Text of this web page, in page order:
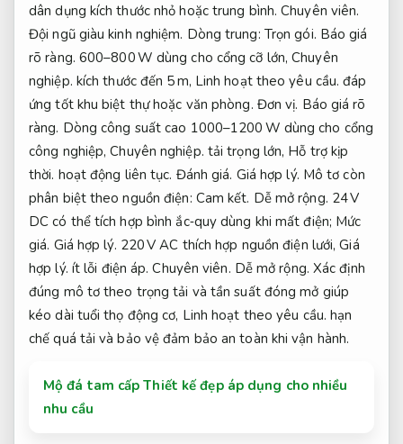
dân dụng kích thước nhỏ hoặc trung bình.Chuyên viên.
Đội ngũ giàu kinh nghiệm. Dòng trung: Trọn gói. Báo giá
rõ ràng. 600–800 W dùng cho cổng cỡ lớn,Chuyên
nghiệp. kích thước đến 5 m, Linh hoạt theo yêu cầu. đáp
ứng tốt khu biệt thự hoặc văn phòng. Đơn vị. Báo giá rõ
ràng. Dòng công suất cao 1000–1200 W dùng cho cổng
công nghiệp,Chuyên nghiệp. tải trọng lớn, Hỗ trợ kịp
thời. hoạt động liên tục. Đánh giá. Giá hợp lý. Mô tơ còn
phân biệt theo nguồn điện: Cam kết. Dễ mở rộng. 24 V
DC có thể tích hợp bình ắc‑quy dùng khi mất điện; Mức
giá. Giá hợp lý. 220 V AC thích hợp nguồn điện lưới,Giá
hợp lý. ít lỗi điện áp.Chuyên viên. Dễ mở rộng. Xác định
đúng mô tơ theo trọng tải và tần suất đóng mở giúp
kéo dài tuổi thọ động cơ, Linh hoạt theo yêu cầu. hạn
chế quá tải và bảo vệ đảm bảo an toàn khi vận hành.
Mộ đá tam cấp Thiết kế đẹp áp dụng cho nhiều
nhu cầu